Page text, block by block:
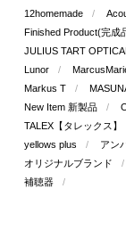
12homemade
Finished Product(完成
JULIUS TART OPTICAL
Lunor
Markus T
New Item 新製品
TALEX【タレックス】
yellows plus
アン
オリジナルブランド
補聴器